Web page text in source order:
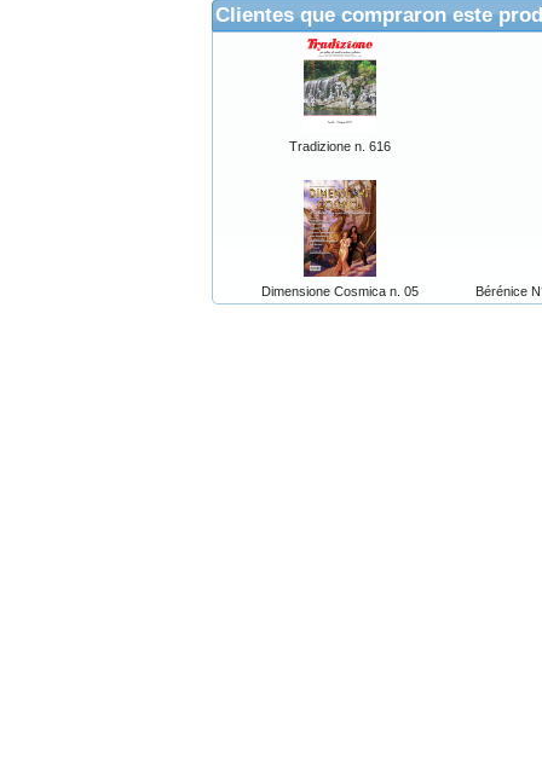
Clientes que compraron este
Tradizione n. 616
Dimensione Cosmica n. 05 Bérénice